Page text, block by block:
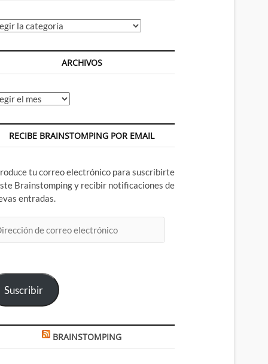
ARCHIVOS
RECIBE BRAINSTOMPING POR EMAIL
tu correo electrónico para suscribirte
Brainstomping y recibir notificaciones de
entradas.
Suscribir
BRAINSTOMPING